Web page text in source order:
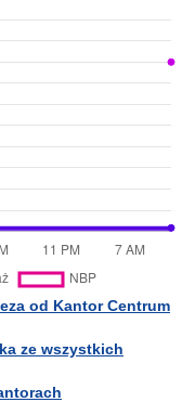
od Kantor Centrum
ze wszystkich